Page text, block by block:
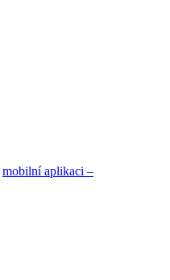
mobilní aplikaci –